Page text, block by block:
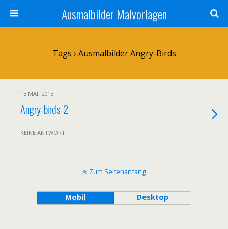
Ausmalbilder Malvorlagen
Tags › Ausmalbilder Angry-Birds
13 MAI, 2013
Angry-birds-2
KEINE ANTWORT
Zum Seitenanfang
Mobil Desktop